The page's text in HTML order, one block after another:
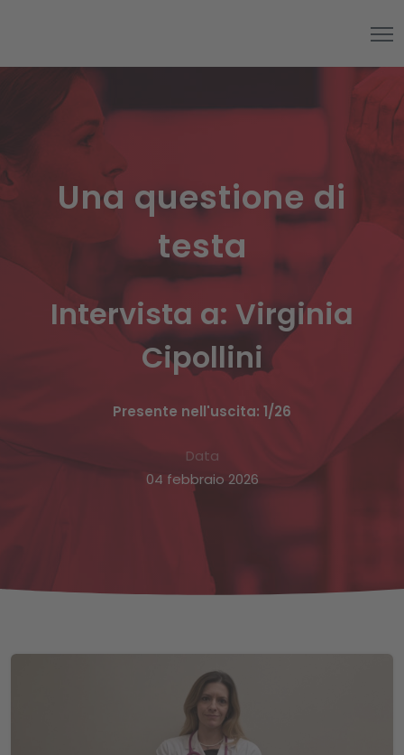
Una questione di
testa
Intervista a: Virginia
Cipollini
Presente nell'uscita: 1/26
Data
04 febbraio 2026